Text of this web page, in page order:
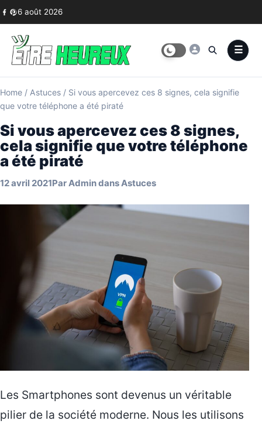
Skip to content
6 août 2026
Home / Astuces / Si vous apercevez ces 8 signes, cela signifie
que votre téléphone a été piraté
Si vous apercevez ces 8 signes,
cela signifie que votre téléphone
a été piraté
12 avril 2021ParAdmindansAstuces
Les Smartphones sont devenus un véritable
pilier de la société moderne. Nous les utilisons